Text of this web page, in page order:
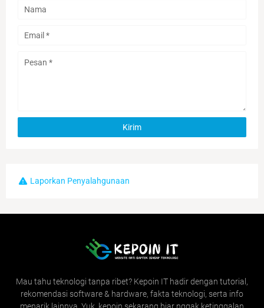
Laporkan Penyalahgunaan
Mau tahu teknologi tanpa ribet? Kepoin IT hadir dengan tutorial,
rekomendasi software & hardware, fakta teknologi, serta info
menarik lainnya. Yuk, kepoin sekarang biar nggak ketinggalan